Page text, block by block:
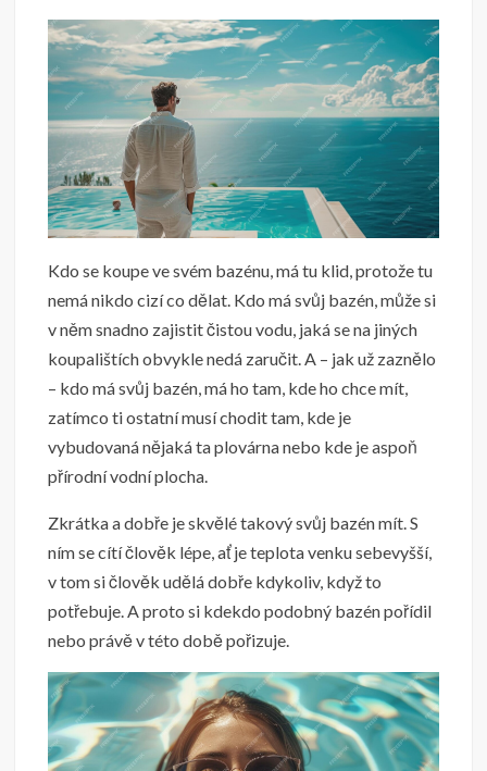
Kdo se koupe ve svém bazénu, má tu klid, protože tu
nemá nikdo cizí co dělat. Kdo má svůj bazén, může si
v něm snadno zajistit čistou vodu, jaká se na jiných
koupalištích obvykle nedá zaručit. A – jak už zaznělo
– kdo má svůj bazén, má ho tam, kde ho chce mít,
zatímco ti ostatní musí chodit tam, kde je
vybudovaná nějaká ta plovárna nebo kde je aspoň
přírodní vodní plocha.
Zkrátka a dobře je skvělé takový svůj bazén mít. S
ním se cítí člověk lépe, ať je teplota venku sebevyšší,
v tom si člověk udělá dobře kdykoliv, když to
potřebuje. A proto si kdekdo podobný bazén pořídil
nebo právě v této době pořizuje.